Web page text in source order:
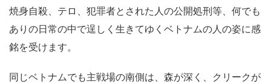
焼身自殺、テロ、犯罪者とされた人の公開処刑等、何でも
ありの日常の中で逞しく生きてゆくベトナムの人の姿に感
銘を受けます。
同じベトナムでも主戦場の南側は、森が深く、クリークが